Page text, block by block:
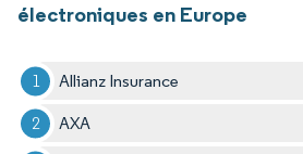
électroniques en Europe
Allianz Insurance
AXA